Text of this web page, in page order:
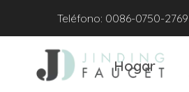
Teléfono: 0086-0750-
Hogar